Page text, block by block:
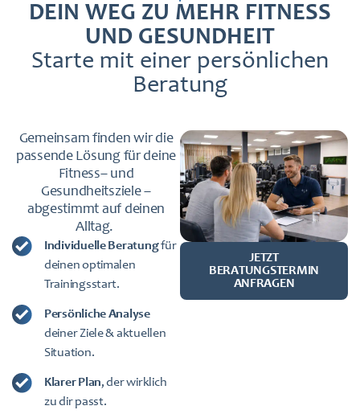
DEIN WEG ZU MEHR FITNESS
UND GESUNDHEIT
Starte mit einer persönlichen
Beratung
Gemeinsam finden wir die
passende Lösung für deine
Fitness– und
Gesundheitsziele –
abgestimmt auf deinen
Alltag.
Individuelle Beratungfür
deinen optimalen
Trainingsstart.
Persönliche Analyse
deiner Ziele & aktuellen
Situation.
Klarer Plan, der wirklich
zu dir passt.
JETZT
BERATUNGSTERMIN
ANFRAGEN